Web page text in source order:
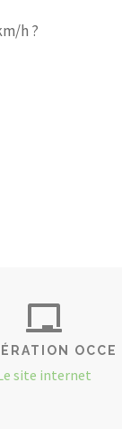
h ?
OCCE
site internet